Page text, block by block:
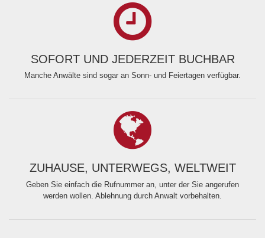
SOFORT UND JEDERZEIT BUCHBAR
Manche Anwälte sind sogar an Sonn- und Feiertagen verfügbar.
ZUHAUSE, UNTERWEGS, WELTWEIT
Geben Sie einfach die Rufnummer an, unter der Sie angerufen
werden wollen. Ablehnung durch Anwalt vorbehalten.